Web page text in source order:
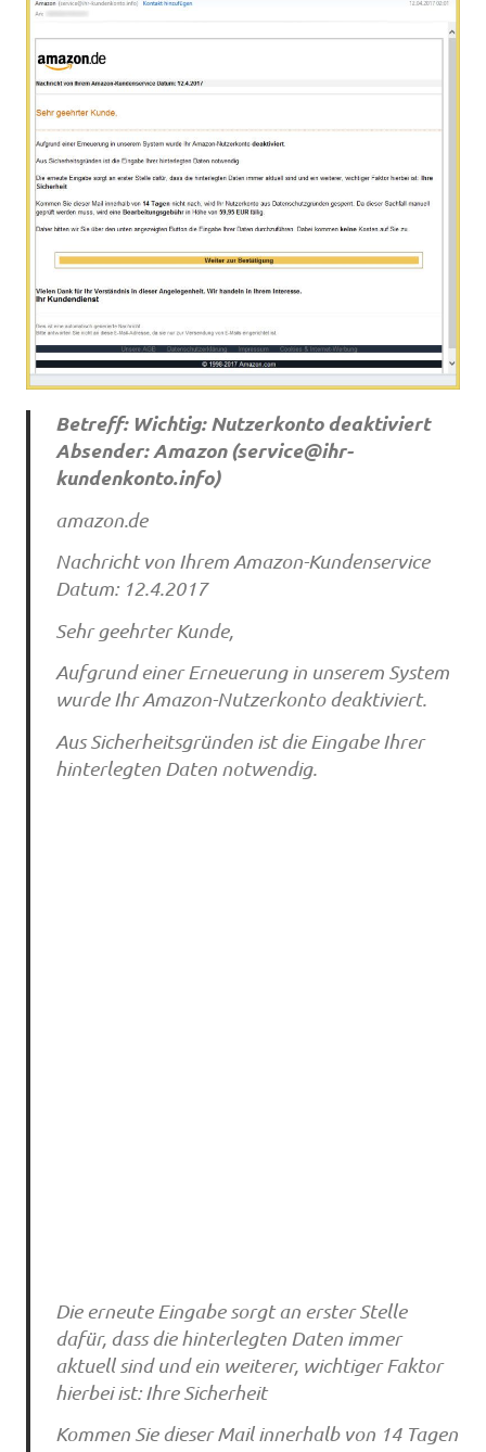
Betreff: Wichtig: Nutzerkonto deaktiviert
Absender: Amazon (service@ihr-
kundenkonto.info)
amazon.de
Nachricht von Ihrem Amazon-Kundenservice
Datum: 12.4.2017
Sehr geehrter Kunde,
Aufgrund einer Erneuerung in unserem System
wurde Ihr Amazon-Nutzerkonto deaktiviert.
Aus Sicherheitsgründen ist die Eingabe Ihrer
hinterlegten Daten notwendig.
Die erneute Eingabe sorgt an erster Stelle
dafür, dass die hinterlegten Daten immer
aktuell sind und ein weiterer, wichtiger Faktor
hierbei ist: Ihre Sicherheit
Kommen Sie dieser Mail innerhalb von 14 Tagen